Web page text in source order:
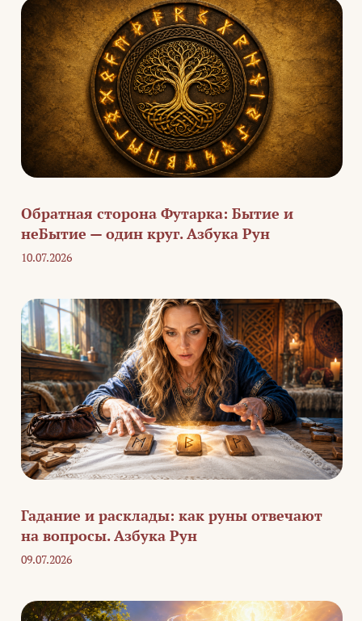
Обратная сторона Футарка: Бытие и
неБытие — один круг. Азбука Рун
10.07.2026
Гадание и расклады: как руны отвечают
на вопросы. Азбука Рун
09.07.2026